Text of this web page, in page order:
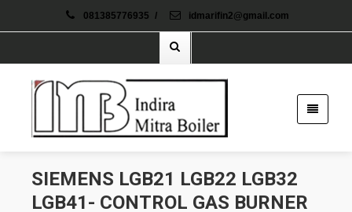
081385776935 / idmarifin2@gmail.com
SIEMENS LGB21 LGB22 LGB32
LGB41- CONTROL GAS BURNER